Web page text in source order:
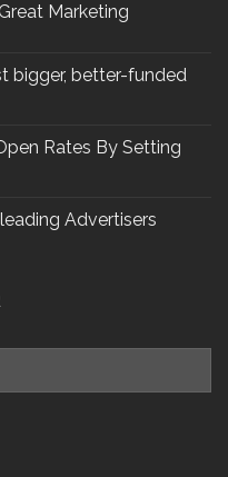
Marketing
bigger, better-funded
Rates By Setting
Advertisers